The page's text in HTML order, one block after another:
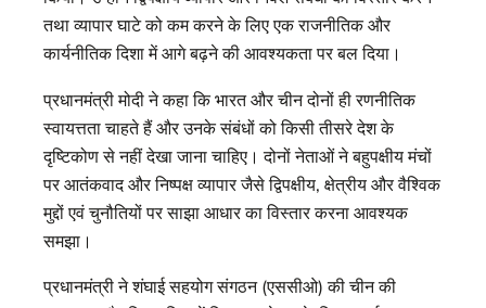
तथा व्यापार घाटे को कम करने के लिए एक राजनीतिक और
कार्यनीतिक दिशा में आगे बढ़ने की आवश्यकता पर बल दिया।
प्रधानमंत्री मोदी ने कहा कि भारत और चीन दोनों ही रणनीतिक
स्वायत्तता चाहते हैं और उनके संबंधों को किसी तीसरे देश के
दृष्टिकोण से नहीं देखा जाना चाहिए। दोनों नेताओं ने बहुपक्षीय मंचों
पर आतंकवाद और निष्पक्ष व्यापार जैसे द्विपक्षीय, क्षेत्रीय और वैश्विक
मुद्दों एवं चुनौतियों पर साझा आधार का विस्तार करना आवश्यक
समझा।
प्रधानमंत्री ने शंघाई सहयोग संगठन (एससीओ) की चीन की